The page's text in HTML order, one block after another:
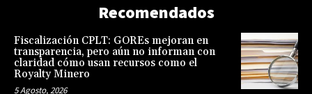
Recomendados
Fiscalización CPLT: GOREs mejoran en
transparencia, pero aún no informan con
claridad cómo usan recursos como el
Royalty Minero
5 Agosto, 2026